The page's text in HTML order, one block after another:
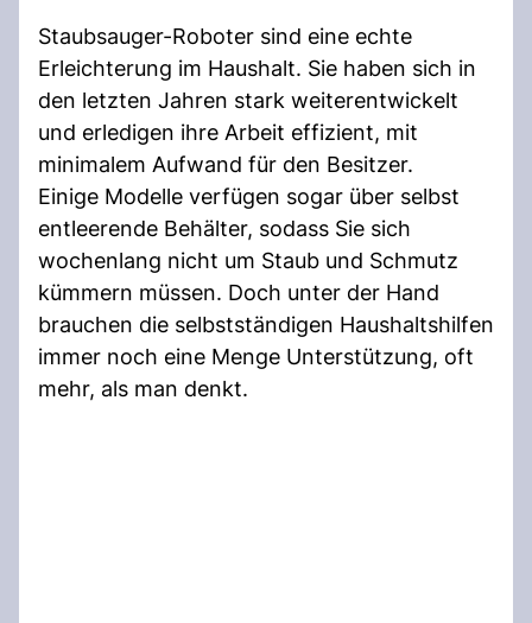
Staubsauger-Roboter sind eine echte
Erleichterung im Haushalt. Sie haben sich in
den letzten Jahren stark weiterentwickelt
und erledigen ihre Arbeit effizient, mit
minimalem Aufwand für den Besitzer.
Einige Modelle verfügen sogar über selbst
entleerende Behälter, sodass Sie sich
wochenlang nicht um Staub und Schmutz
kümmern müssen. Doch unter der Hand
brauchen die selbstständigen Haushaltshilfen
immer noch eine Menge Unterstützung, oft
mehr, als man denkt.